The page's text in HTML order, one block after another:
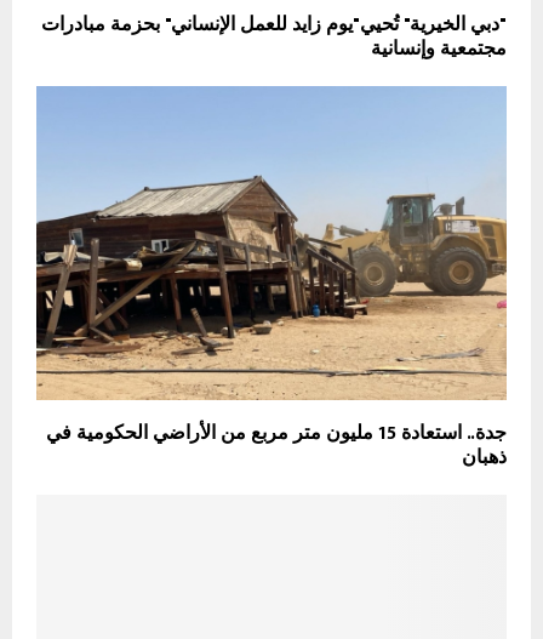
"دبي الخيرية" تُحيي"يوم زايد للعمل الإنساني" بحزمة مبادرات
مجتمعية وإنسانية
جدة.. استعادة 15 مليون متر مربع من الأراضي الحكومية في
ذهبان